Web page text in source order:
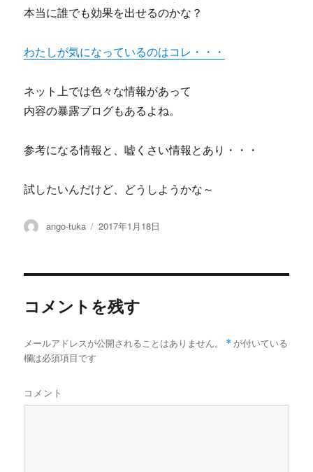
本当に誰でも効果を出せるのかな？
わたしが気になっているのはコレ・・・
ネット上では色々な情報があって
内容の暴露ブログもあるよね。
参考になる情報と、嘘くさい情報とあり・・・
試したいんだけど、どうしようかな～
投
ango-tuka
投
2017年1月18日
コメントを残す
メールアドレスが公開されることはありません。 * が付いている
欄は必須項目です
コメント